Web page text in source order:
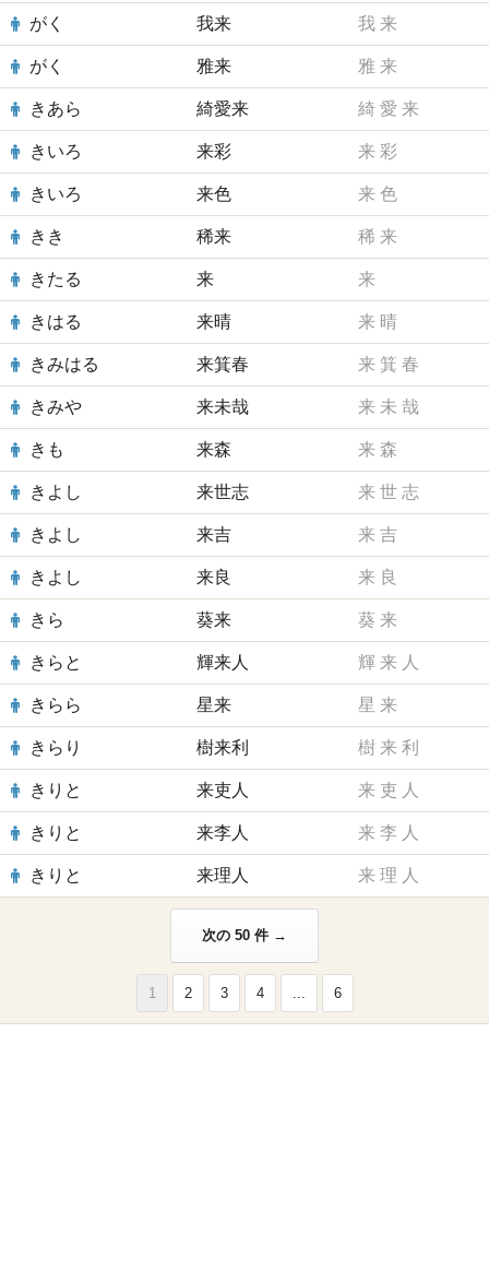
がく 我来 我 来
がく 雅来 雅 来
きあら 綺愛来 綺 愛 来
きいろ 来彩 来 彩
きいろ 来色 来 色
きき 稀来 稀 来
きたる 来 来
きはる 来晴 来 晴
きみはる 来箕春 来 箕 春
きみや 来未哉 来 未 哉
きも 来森 来 森
きよし 来世志 来 世 志
きよし 来吉 来 吉
きよし 来良 来 良
きら 葵来 葵 来
きらと 輝来人 輝 来 人
きらら 星来 星 来
きらり 樹来利 樹 来 利
きりと 来吏人 来 吏 人
きりと 来李人 来 李 人
きりと 来理人 来 理 人
次の 50 件 →
1 2 3 4 ... 6